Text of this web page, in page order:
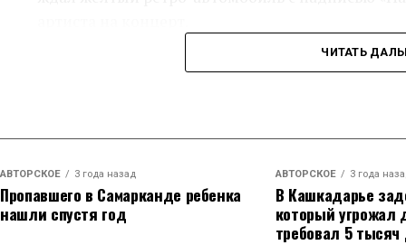
«Я вообще не был к этому готов, я был в своих
праздник еще и для них. Автомобиль, в
мне напомнила, кто я, и в каком настроении я
концерте, но и по жизни», - заявил певец.
ЧИТАТЬ
АВТОРСКОЕ 3 года назад
Пропавшего в Самарканде ребенка
нашли спустя год
АВТОРСКОЕ 3 года
В Кашкадарье
который угрожал
требовал 5